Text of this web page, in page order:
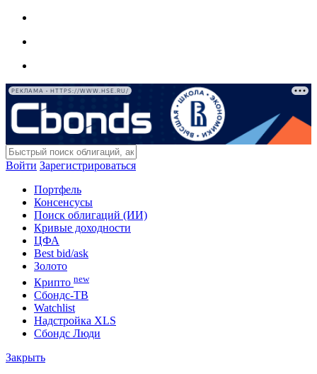
РЕКЛАМА • HTTPS://WWW.HSE.RU/
Войти Зарегистрироваться
Портфель
Консенсусы
Поиск облигаций (ИИ)
Кривые доходности
ЦФА
Best bid/ask
Золото
Крипто new
Сбондс-ТВ
Watchlist
Надстройка XLS
Сбондс Люди
Закрыть